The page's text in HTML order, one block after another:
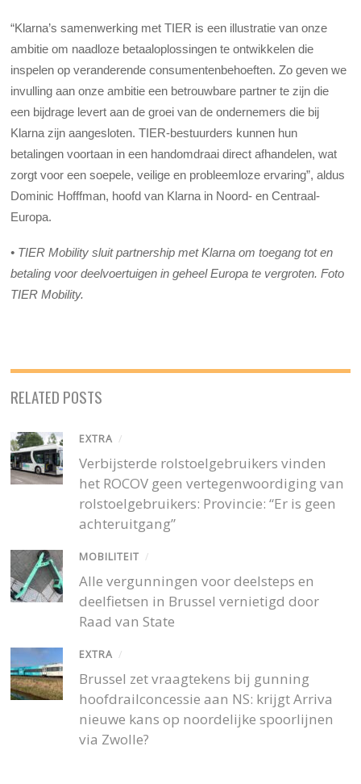
“Klarna’s samenwerking met TIER is een illustratie van onze
ambitie om naadloze betaaloplossingen te ontwikkelen die
inspelen op veranderende consumentenbehoeften. Zo geven we
invulling aan onze ambitie een betrouwbare partner te zijn die
een bijdrage levert aan de groei van de ondernemers die bij
Klarna zijn aangesloten. TIER-bestuurders kunnen hun
betalingen voortaan in een handomdraai direct afhandelen, wat
zorgt voor een soepele, veilige en probleemloze ervaring”, aldus
Dominic Hofffman, hoofd van Klarna in Noord- en Centraal-
Europa.
• TIER Mobility sluit partnership met Klarna om toegang tot en
betaling voor deelvoertuigen in geheel Europa te vergroten. Foto
TIER Mobility.
RELATED POSTS
EXTRA /
Verbijsterde rolstoelgebruikers vinden
het ROCOV geen vertegenwoordiging van
rolstoelgebruikers: Provincie: “Er is geen
achteruitgang”
MOBILITEIT /
Alle vergunningen voor deelsteps en
deelfietsen in Brussel vernietigd door
Raad van State
EXTRA /
Brussel zet vraagtekens bij gunning
hoofdrailconcessie aan NS: krijgt Arriva
nieuwe kans op noordelijke spoorlijnen
via Zwolle?